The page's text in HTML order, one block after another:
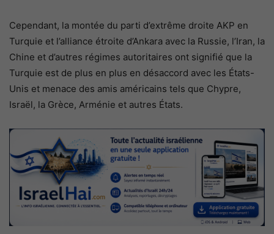
Cependant, la montée du parti d’extrême droite AKP en
Turquie et l’alliance étroite d’Ankara avec la Russie, l’Iran, la
Chine et d’autres régimes autoritaires ont signifié que la
Turquie est de plus en plus en désaccord avec les États-
Unis et menace des amis américains tels que Chypre,
Israël, la Grèce, Arménie et autres États.